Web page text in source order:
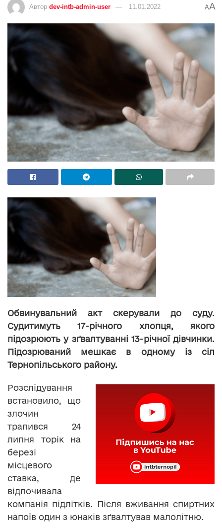
Автор dev-intb-admin-user 11.01.2022 AA
Обвинувальний акт скерували до суду.
Судитимуть 17-річного хлопця, якого
підозрюють у зґвалтуванні 13-річної дівчинки.
Підозрюваний мешкає в одному із сіл
Тернопільського району.
Розслідування
встановило, що
злочин
трапився 24
липня торік на
березі
місцевого
ставка, де
відпочивала
компанія підлітків. Після вживання спиртних
напоїв один з юнаків зґвалтував малолітню.